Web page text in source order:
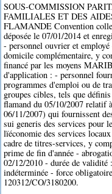
SOUS-COMMISSION
FAMILIALES ET DES
FLAMANDE Convention
déposée le 07/01/2014 et
- personnel ouvrier et
domicile complémentaire, y
financé par les moyens
d'application : - personnel
programmes d'emploi ou de
groupes cibles, tels que
flamand du 05/10/2007 relatif
06/11/2007) qui fournissent
sui generis des services pour
lïéconomie des services
cadre de titres-services, y
prime de fin d'année -
02/12/2010 - durée de
indéterminée - force
120312/CO/3180200.